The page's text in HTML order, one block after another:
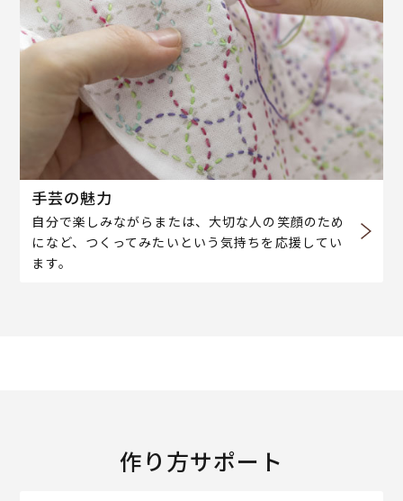
手芸の魅力
自分で楽しみながらまたは、大切な人の笑顔のため
になど、つくってみたいという気持ちを応援してい
ます。
作り方サポート